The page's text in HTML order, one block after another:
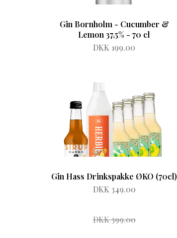
Gin Bornholm - Cucumber &
Lemon 37,5% - 70 cl
DKK 199.00
Gin Hass Drinkspakke ØKO (70cl)
DKK 349.00
DKK 399.00